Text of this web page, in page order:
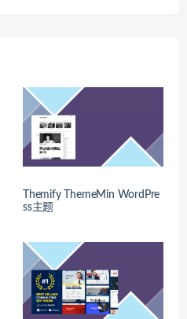
Themify ThemeMin WordPre
ss主题